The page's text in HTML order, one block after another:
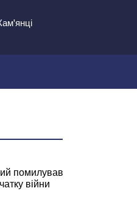
помилував
війни